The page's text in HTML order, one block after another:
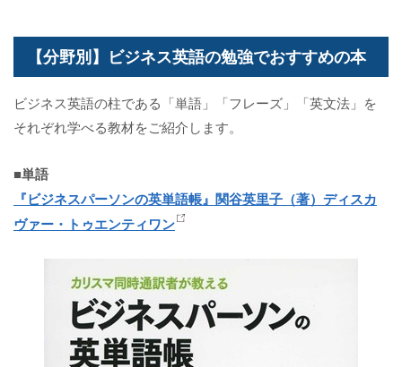
【分野別】ビジネス英語の勉強でおすすめの本
ビジネス英語の柱である「単語」「フレーズ」「英文法」を
それぞれ学べる教材をご紹介します。
■単語
『ビジネスパーソンの英単語帳』関谷英里子（著）ディスカ
ヴァー・トゥエンティワン